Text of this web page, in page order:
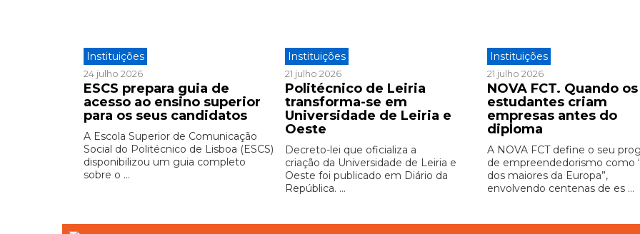
Instituições
24 julho 2026
ESCS prepara guia de
acesso ao ensino superior
para os seus candidatos
A Escola Superior de Comunicação
Social do Politécnico de Lisboa (ESCS)
disponibilizou um guia completo
sobre o ...
Instituições
21 julho 2026
Politécnico de Leiria
transforma-se em
Universidade de Leiria e
Oeste
Decreto-lei que oficializa a
criação da Universidade de Leiria e
Oeste foi publicado em Diário da
República. ...
Instituições
21 julho 2026
NOVA FCT. Quando os
estudantes criam
empresas antes do
diploma
A NOVA FCT define o seu
de empreendedorismo como
dos maiores da Europa”,
envolvendo centenas de es ...